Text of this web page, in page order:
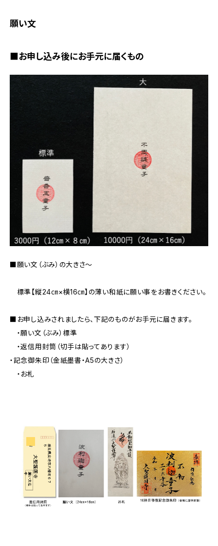
願い文
■お申し込み後にお手元に届くもの
■願い文（ぶみ）の大きさ〜
標準【縦24㎝×横16㎝】の薄い和紙に願い事をお書きください。
■お申し込みされましたら、下記のものがお手元に届きます。
・願い文（ぶみ）標準
・返信用封筒（切手は貼ってあります）
・記念御朱印（金紙墨書・A5の大きさ）
・お札